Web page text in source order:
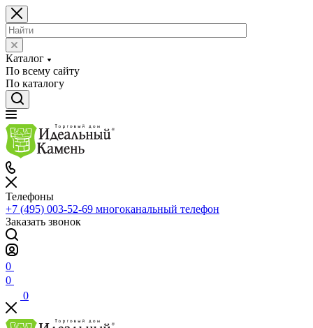
Каталог
По всему сайту
По каталогу
Телефоны
+7 (495) 003-52-69 многоканальный телефон
Заказать звонок
0
0
0